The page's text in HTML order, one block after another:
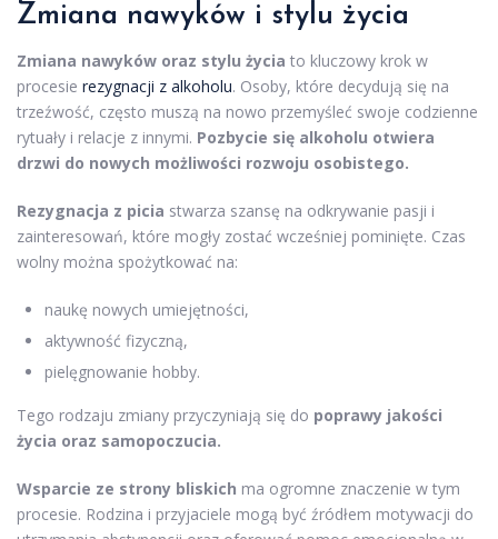
Zmiana nawyków i stylu życia
Zmiana nawyków oraz stylu życia to kluczowy krok w
procesie rezygnacji z alkoholu. Osoby, które decydują się na
trzeźwość, często muszą na nowo przemyśleć swoje codzienne
rytuały i relacje z innymi. Pozbycie się alkoholu otwiera
drzwi do nowych możliwości rozwoju osobistego.
Rezygnacja z picia stwarza szansę na odkrywanie pasji i
zainteresowań, które mogły zostać wcześniej pominięte. Czas
wolny można spożytkować na:
naukę nowych umiejętności,
aktywność fizyczną,
pielęgnowanie hobby.
Tego rodzaju zmiany przyczyniają się do poprawy jakości
życia oraz samopoczucia.
Wsparcie ze strony bliskich ma ogromne znaczenie w tym
procesie. Rodzina i przyjaciele mogą być źródłem motywacji do